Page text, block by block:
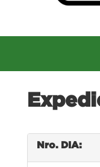
Nro. DIA: